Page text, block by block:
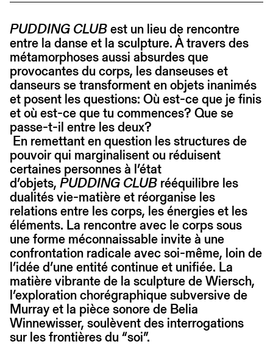
PUDDING CLUBest un lieu de rencontre
entre la danse et la sculpture. À travers des
métamorphoses aussi absurdes que
provocantes du corps, les danseuses et
danseurs se transforment en objets inanimés
et posent les questions: Où est-ce que je finis
et où est-ce que tu commences? Que se
passe-t-il entre les deux?
En remettant en question les structures de
pouvoir qui marginalisent ou réduisent
certaines personnes à l’état
d’objets, PUDDING CLUB rééquilibre les
dualités vie-matière et réorganise les
relations entre les corps, les énergies et les
éléments. La rencontre avec le corps sous
une forme méconnaissable invite à une
confrontation radicale avec soi-même, loin de
l’idée d’une entité continue et unifiée. La
matière vibrante de la sculpture de Wiersch,
l’exploration chorégraphique subversive de
Murray et la pièce sonore de Belia
Winnewisser, soulèvent des interrogations
sur les frontières du “soi”.